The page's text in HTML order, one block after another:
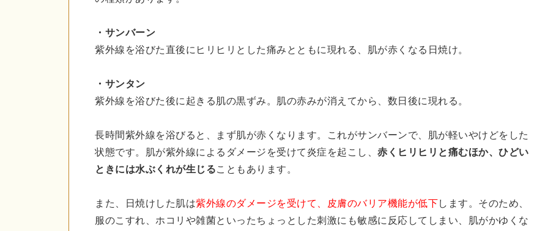
・サンバーン
紫外線を浴びた直後にヒリヒリとした痛みとともに現れる、肌が赤くなる日焼け。
・サンタン
紫外線を浴びた後に起きる肌の黒ずみ。肌の赤みが消えてから、数日後に現れる。
長時間紫外線を浴びると、まず肌が赤くなります。これがサンバーンで、肌が軽いやけどをした
状態です。肌が紫外線によるダメージを受けて炎症を起こし、 赤くヒリヒリと痛むほか、ひどい
ときには水ぶくれが生じることもあります。
また、日焼けした肌は紫外線のダメージを受けて、皮膚のバリア機能が低下します。そのため、
服のこすれ、ホコリや雑菌といったちょっとした刺激にも敏感に反応してしまい、肌がかゆくな